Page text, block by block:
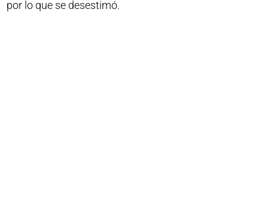
por lo que se desestimó.